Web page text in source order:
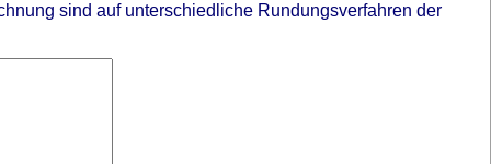
sind auf unterschiedliche Rundungsverfahren der